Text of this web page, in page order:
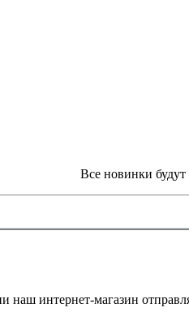
Все новинки
интернет-магазин